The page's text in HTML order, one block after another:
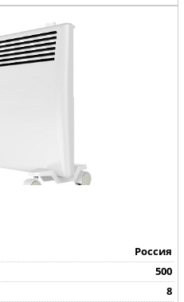
Россия
500
8